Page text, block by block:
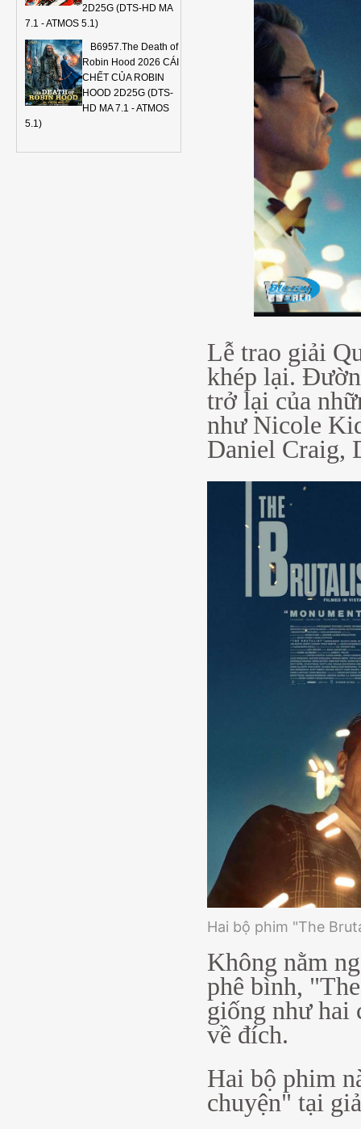
2D25G (DTS-HD MA
7.1 - ATMOS 5.1)
B6957.The Death of
Robin Hood 2026 CÁI
CHẾT CỦA ROBIN
HOOD 2D25G (DTS-
HD MA 7.1 - ATMOS
5.1)
Lễ trao giải
khép lại.
trở lại của
như Nicole
Daniel Craig,
Hai bộ phim "The
Không nằm
phê bình,
giống như hai
về đích.
Hai bộ phim
chuyện" tại